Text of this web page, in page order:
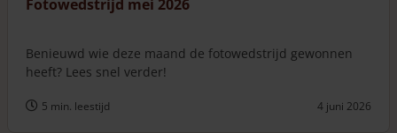
Fotowedstrijd mei 2026
Benieuwd wie deze maand de fotowedstrijd gewonnen
heeft? Lees snel verder!
5 min. leestijd 4 juni 2026